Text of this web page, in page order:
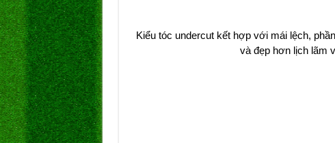
Kiểu tóc undercut kết hợp với mái lệch,
và đẹp hơn lịch lãm